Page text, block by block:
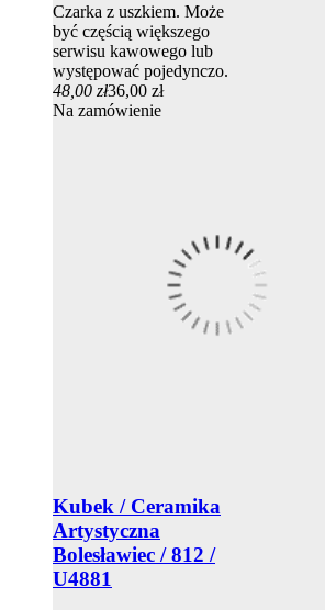
Czarka z uszkiem. Może
być częścią większego
serwisu kawowego lub
występować pojedynczo.
48,00 zł36,00 zł
Na zamówienie
Kubek / Ceramika
Artystyczna
Bolesławiec / 812 /
U4881